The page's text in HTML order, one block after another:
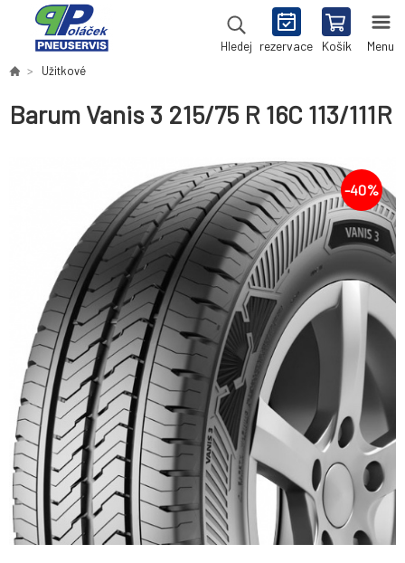
Hledej rezervace Košík Menu
Užitkové
Barum Vanis 3 215/75 R 16C 113/111R
-40%